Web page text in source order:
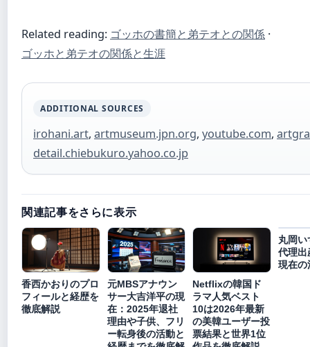
Related reading: ゴッホの書簡と弟テオとの関係 ·
ゴッホと弟テオの関係と生涯
ADDITIONAL SOURCES
irohani.art, artmuseum.jpn.org, youtube.com,
detail.chiebukuro.yahoo.co.jp
関連記事をさらに表示
香西かおりのプロ
フィールと経歴を
徹底解説
元MBSアナウン
サー大吉洋平の現
在：2025年退社
理由や子供、フリ
ー転身後の活動と
Netflixの韓国ド
ラマ人気ベスト
10は2026年最新
の美韓ユーザー投
票結果と世界1位
丸岡い
代理出
現在の